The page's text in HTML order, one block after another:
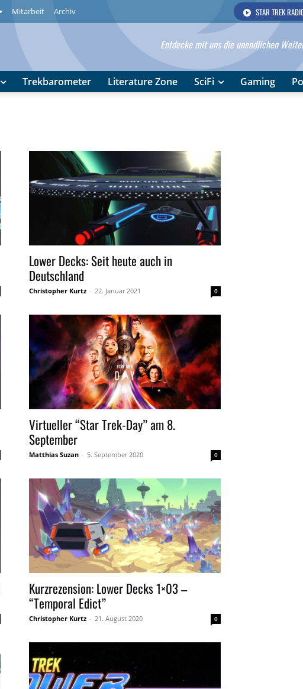
Mitarbeit Archiv STAR TREK
Entdecke mit uns die unendlichen
Trekbarometer Literature Zone SciFi Gaming
Lower Decks: Seit heute auch in
Deutschland
Christopher Kurtz - 22. Januar 2021 0
Virtueller “Star Trek-Day” am 8.
September
Matthias Suzan - 5. September 2020 0
Kurzrezension: Lower Decks 1×03 –
“Temporal Edict”
Christopher Kurtz - 21. August 2020 0